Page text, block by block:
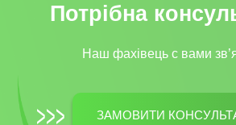
Потрібна
Наш фахівець c вами
ЗАМОВИТИ